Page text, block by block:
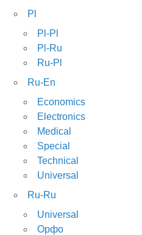
Pl
Pl-Pl
Pl-Ru
Ru-Pl
Ru-En
Economics
Electronics
Medical
Special
Technical
Universal
Ru-Ru
Universal
Орфо